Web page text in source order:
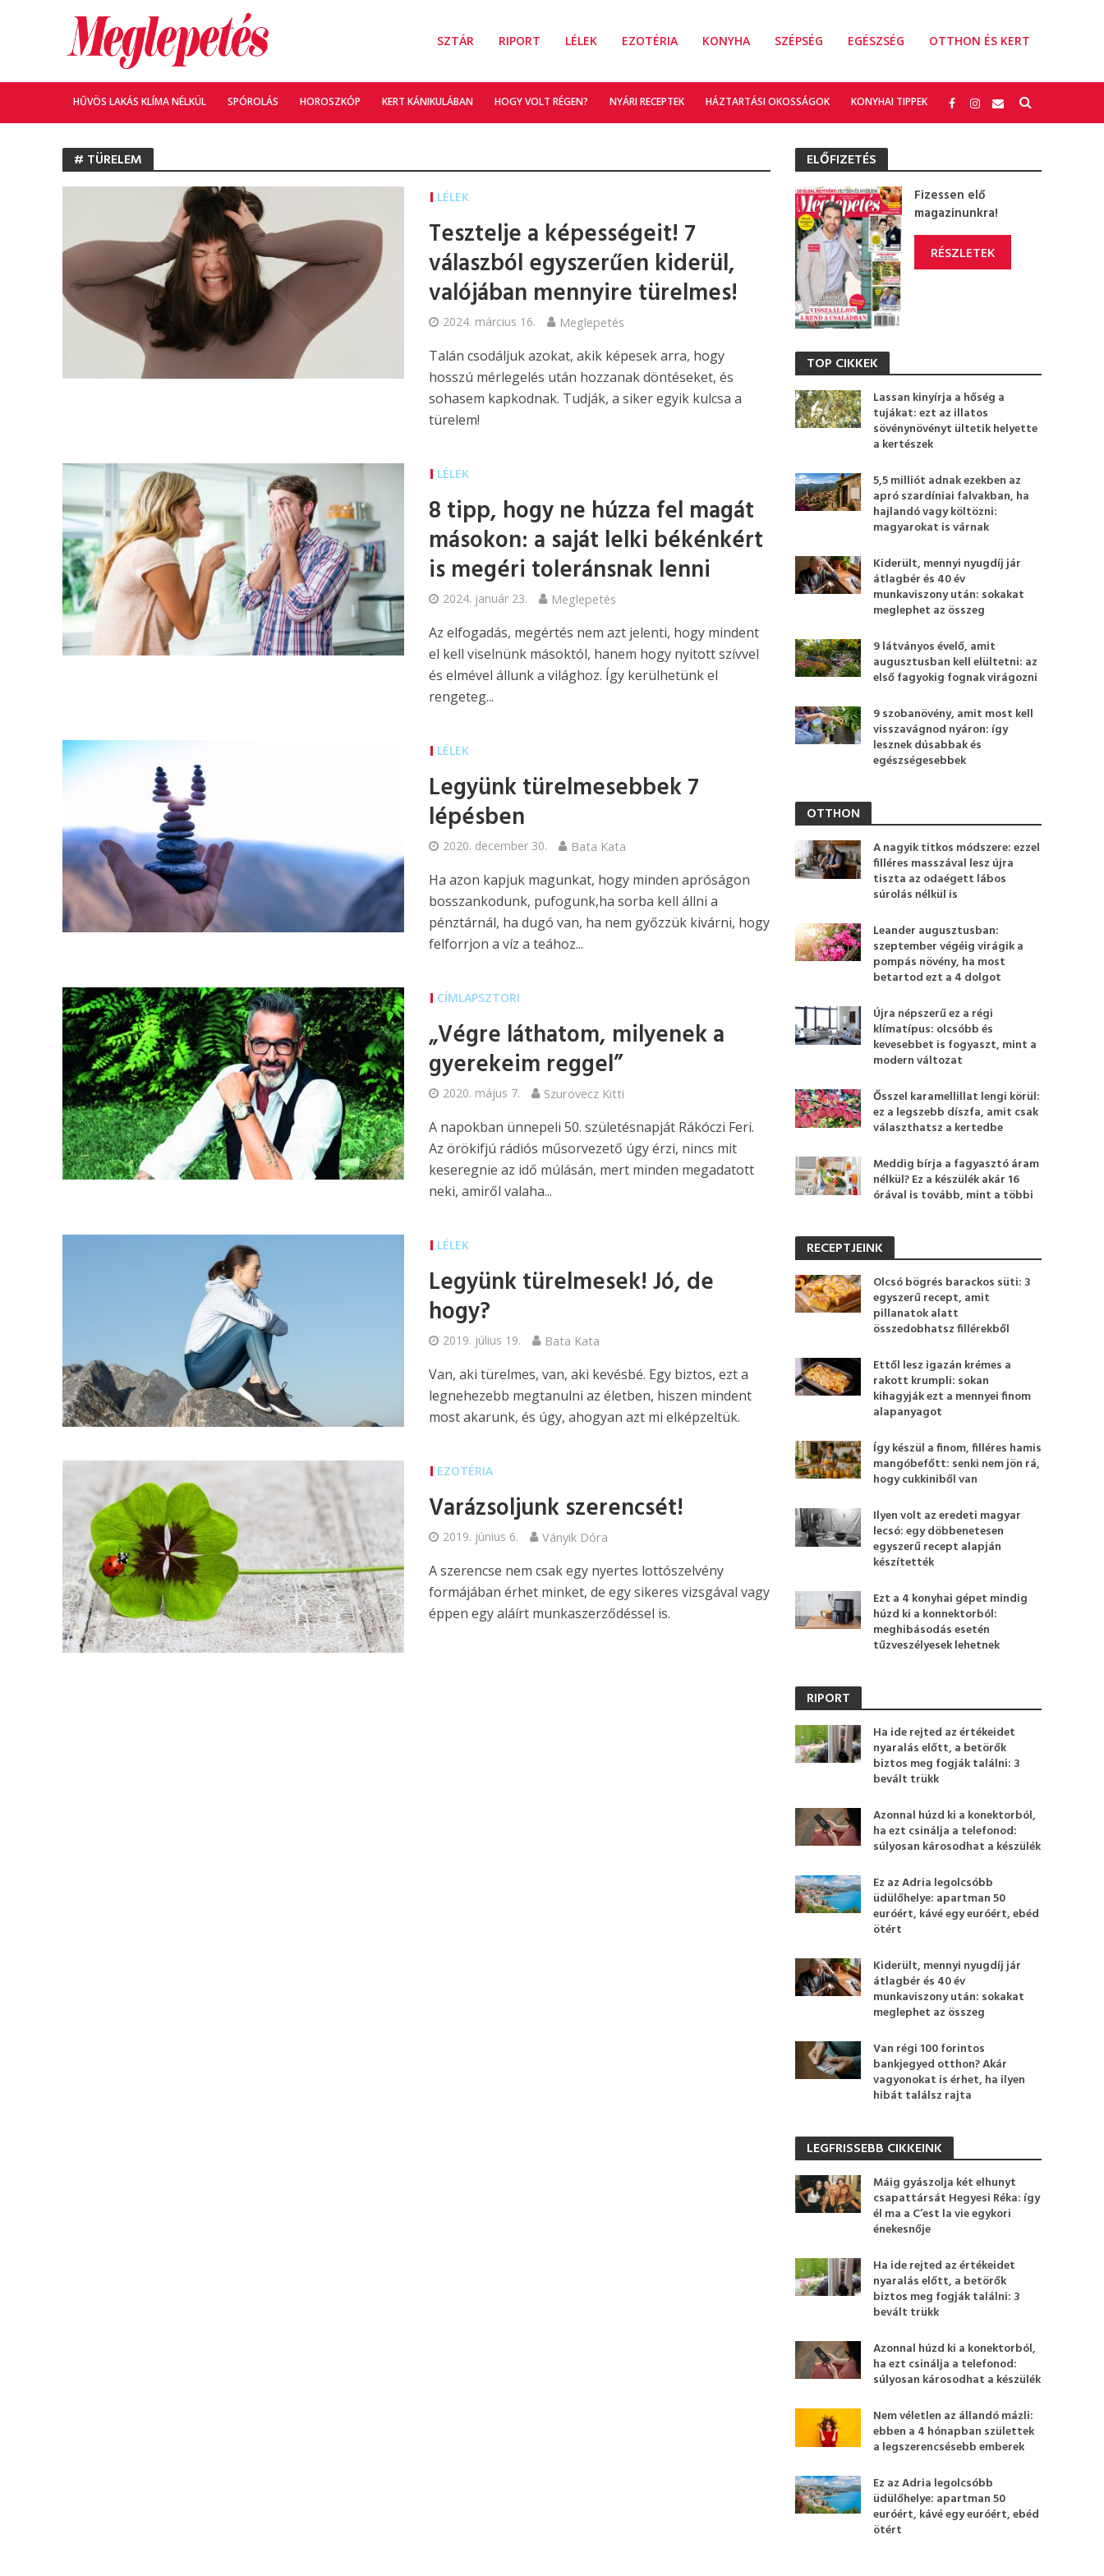
SZTÁR RIPORT LÉLEK EZOTÉRIA KONYHA SZÉPSÉG EGÉSZSÉG OTTHON ÉS KERT
HŰVÖS LAKÁS KLÍMA NÉLKÜL SPÓROLÁS HOROSZKÓP KERT KÁNIKULÁBAN HOGY VOLT RÉGEN? NYÁRI RECEPTEK HÁZTARTÁSI OKOSSÁGOK KONYHAI TIPPEK
# TÜRELEM
LÉLEK
Tesztelje a képességeit! 7
válaszból egyszerűen kiderül,
valójában mennyire türelmes!
2024. március 16. Meglepetés
Talán csodáljuk azokat, akik képesek arra, hogy
hosszú mérlegelés után hozzanak döntéseket, és
sohasem kapkodnak. Tudják, a siker egyik kulcsa a
türelem!
LÉLEK
8 tipp, hogy ne húzza fel magát
másokon: a saját lelki békénkért
is megéri toleránsnak lenni
2024. január 23. Meglepetés
Az elfogadás, megértés nem azt jelenti, hogy mindent
el kell viselnünk másoktól, hanem hogy nyitott szívvel
és elmével állunk a világhoz. Így kerülhetünk el
rengeteg...
LÉLEK
Legyünk türelmesebbek 7
lépésben
2020. december 30. Bata Kata
Ha azon kapjuk magunkat, hogy minden apróságon
bosszankodunk, pufogunk,ha sorba kell állni a
pénztárnál, ha dugó van, ha nem győzzük kivárni, hogy
felforrjon a víz a teához...
CÍMLAPSZTORI
„Végre láthatom, milyenek a
gyerekeim reggel”
2020. május 7. Szurovecz Kitti
A napokban ünnepeli 50. születésnapját Rákóczi Feri.
Az örökifjú rádiós műsorvezető úgy érzi, nincs mit
keseregnie az idő múlásán, mert minden megadatott
neki, amiről valaha...
LÉLEK
Legyünk türelmesek! Jó, de
hogy?
2019. július 19. Bata Kata
Van, aki türelmes, van, aki kevésbé. Egy biztos, ezt a
legnehezebb megtanulni az életben, hiszen mindent
most akarunk, és úgy, ahogyan azt mi elképzeltük.
EZOTÉRIA
Varázsoljunk szerencsét!
2019. június 6. Ványik Dóra
A szerencse nem csak egy nyertes lottószelvény
formájában érhet minket, de egy sikeres vizsgával vagy
éppen egy aláírt munkaszerződéssel is.
ELŐFIZETÉS
Fizessen elő
magazinunkra!
RÉSZLETEK
TOP CIKKEK
Lassan kinyírja a hőség a
tujákat: ezt az illatos
sövénynövényt ültetik helyette
a kertészek
5,5 milliót adnak ezekben az
apró szardíniai falvakban, ha
hajlandó vagy költözni:
magyarokat is várnak
Kiderült, mennyi nyugdíj jár
átlagbér és 40 év
munkaviszony után: sokakat
meglephet az összeg
9 látványos évelő, amit
augusztusban kell elültetni: az
első fagyokig fognak virágozni
9 szobanövény, amit most kell
visszavágnod nyáron: így
lesznek dúsabbak és
egészségesebbek
OTTHON
A nagyik titkos módszere: ezzel
filléres masszával lesz újra
tiszta az odaégett lábos
súrolás nélkül is
Leander augusztusban:
szeptember végéig virágik a
pompás növény, ha most
betartod ezt a 4 dolgot
Újra népszerű ez a régi
klímatípus: olcsóbb és
kevesebbet is fogyaszt, mint a
modern változat
Ősszel karamellillat lengi körül:
ez a legszebb díszfa, amit csak
választhatsz a kertedbe
Meddig bírja a fagyasztó áram
nélkül? Ez a készülék akár 16
órával is tovább, mint a többi
RECEPTJEINK
Olcsó bögrés barackos süti: 3
egyszerű recept, amit
pillanatok alatt
összedobhatsz fillérekből
Ettől lesz igazán krémes a
rakott krumpli: sokan
kihagyják ezt a mennyei finom
alapanyagot
Így készül a finom, filléres hamis
mangóbefőtt: senki nem jön rá,
hogy cukkiniből van
Ilyen volt az eredeti magyar
lecsó: egy döbbenetesen
egyszerű recept alapján
készítették
Ezt a 4 konyhai gépet mindig
húzd ki a konnektorból:
meghibásodás esetén
tűzveszélyesek lehetnek
RIPORT
Ha ide rejted az értékeidet
nyaralás előtt, a betörők
biztos meg fogják találni: 3
bevált trükk
Azonnal húzd ki a konektorból,
ha ezt csinálja a telefonod:
súlyosan károsodhat a készülék
Ez az Adria legolcsóbb
üdülőhelye: apartman 50
euróért, kávé egy euróért, ebéd
ötért
Kiderült, mennyi nyugdíj jár
átlagbér és 40 év
munkaviszony után: sokakat
meglephet az összeg
Van régi 100 forintos
bankjegyed otthon? Akár
vagyonokat is érhet, ha ilyen
hibát találsz rajta
LEGFRISSEBB CIKKEINK
Máig gyászolja két elhunyt
csapattársát Hegyesi Réka: így
él ma a C’est la vie egykori
énekesnője
Ha ide rejted az értékeidet
nyaralás előtt, a betörők
biztos meg fogják találni: 3
bevált trükk
Azonnal húzd ki a konektorból,
ha ezt csinálja a telefonod:
súlyosan károsodhat a készülék
Nem véletlen az állandó mázli:
ebben a 4 hónapban születtek
a legszerencsésebb emberek
Ez az Adria legolcsóbb
üdülőhelye: apartman 50
euróért, kávé egy euróért, ebéd
ötért